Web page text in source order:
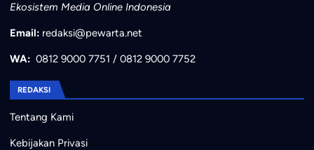
Ekosistem Media Online Indonesia
Email: redaksi@pewarta.net
WA: 0812 9000 7751 / 0812 9000 7752
REDAKSI
Tentang Kami
Kebijakan Privasi